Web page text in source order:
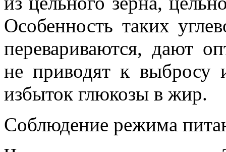
Особенность таких
перевариваются, дают
не приводят к выбросу
избыток глюкозы в жир.
Соблюдение режима